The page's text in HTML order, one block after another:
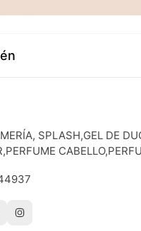
SPLASH,GEL DE